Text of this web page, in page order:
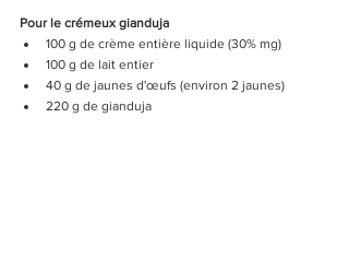
Pour le crémeux gianduja
100 g de crème entière liquide (30% mg)
100 g de lait entier
40 g de jaunes d'œufs (environ 2 jaunes)
220 g de gianduja